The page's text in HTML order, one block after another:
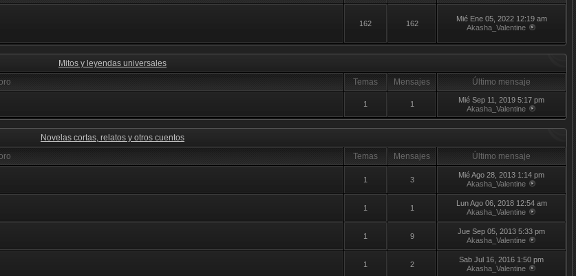
162 162
Mié Ene 05, 2022 12:19 am
Akasha_Valentine
Mitos y leyendas universales
Temas Mensajes Último mensaje
1 1
Mié Sep 11, 2019 5:17 pm
Akasha_Valentine
Novelas cortas, relatos y otros cuentos
Temas Mensajes
Último mensaje
1 3
Mié Ago 28, 2013 1:14 pm
Akasha_Valentine
1 1
Lun Ago 06, 2018 12:54 am
Akasha_Valentine
1 9
Jue Sep 05, 2013 5:33 pm
Akasha_Valentine
1 2
Sab Jul 16, 2016 1:50 pm
Akasha_Valentine